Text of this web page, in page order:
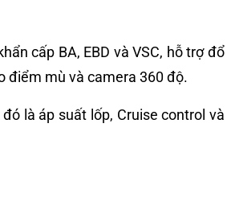
cấp BA, EBD và VSC, hỗ trợ đổ
điểm mù và camera 360 độ.
là áp suất lốp, Cruise control và